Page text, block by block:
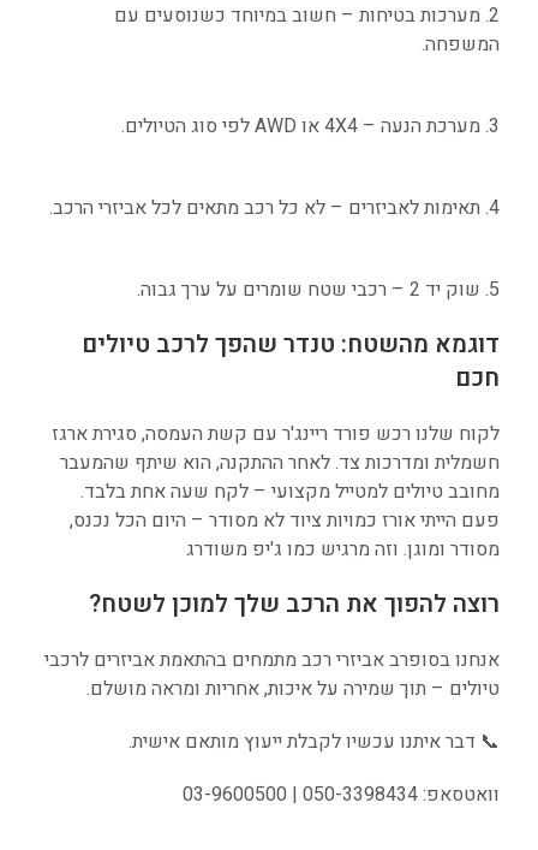
2. מערכות בטיחות – חשוב במיוחד כשנוסעים עם
המשפחה.
3. מערכת הנעה – 4X4 או AWD לפי סוג הטיולים.
4. תאימות לאביזרים – לא כל רכב מתאים לכל אביזרי הרכב.
5. שוק יד 2 – רכבי שטח שומרים על ערך גבוה.
דוגמא מהשטח: טנדר שהפך לרכב טיולים
חכם
לקוח שלנו רכש פורד ריינג'ר עם קשת העמסה, סגירת ארגז
חשמלית ומדרכות צד. לאחר ההתקנה, הוא שיתף שהמעבר
מחובב טיולים למטייל מקצועי – לקח שעה אחת בלבד.
פעם הייתי אורז כמויות ציוד לא מסודר – היום הכל נכנס,
מסודר ומוגן. וזה מרגיש כמו ג'יפ משודרג
רוצה להפוך את הרכב שלך למוכן לשטח?
אנחנו בסופרב אביזרי רכב מתמחים בהתאמת אביזרים לרכבי
טיולים – תוך שמירה על איכות, אחריות ומראה מושלם.
📞 דבר איתנו עכשיו לקבלת ייעוץ מותאם אישית.
וואטסאפ:050-3398434
| 03-9600500